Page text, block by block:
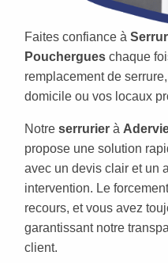
Faites confiance à
Pouchergues chaque
remplacement de
domicile ou vos locaux
Notre serrurier à
propose une solution
avec un devis clair et un
intervention. Le
recours, et vous avez
garantissant notre
client.